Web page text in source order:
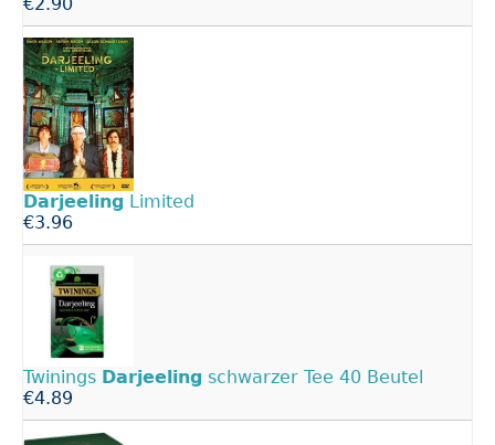
Darjeeling Limited
€3.96
Twinings Darjeeling schwarzer Tee 40 Beutel
€4.89